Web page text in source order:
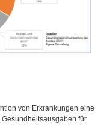
von Erkrankungen eine
für